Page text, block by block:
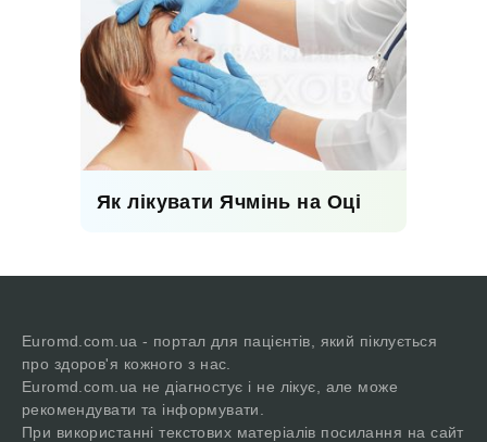
Як лікувати Ячмінь на Оці
Euromd.com.ua - портал для пацієнтів, який піклується
про здоров'я кожного з нас.
Euromd.com.ua не діагностує і не лікує, але може
рекомендувати та інформувати.
При використанні текстових матеріалів посилання на сайт